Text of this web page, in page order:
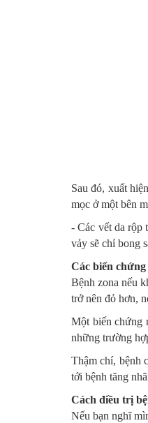
Sau đó, xuất
mọc ở một bên
- Các vết da rộp
vảy sẽ chỉ bong
Các biến chứng
Bệnh zona nếu
trở nên đỏ hơn,
Một biến chứng
những trường
Thậm chí, bệnh
tới bệnh tăng
Cách điều trị
Nếu bạn nghĩ